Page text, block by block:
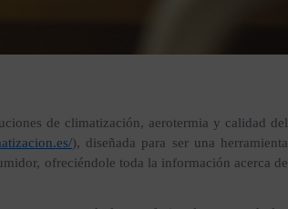
de climatización, aerotermia y calidad del
), diseñada para ser una herramienta
ofreciéndole toda la información acerca de